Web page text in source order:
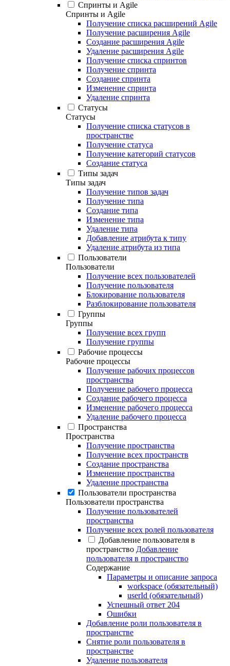
Спринты и Agile
Спринты и Agile
Получение списка расширений Agile
Получение расширения Agile
Создание расширения Agile
Удаление расширения Agile
Получение списка спринтов
Получение спринта
Создание спринта
Изменение спринта
Удаление спринта
Статусы
Статусы
Получение списка статусов в
пространстве
Получение статуса
Получение категорий статусов
Создание статуса
Типы задач
Типы задач
Получение типов задач
Получение типа
Создание типа
Изменение типа
Удаление типа
Добавление атрибута к типу
Удаление атрибута из типа
Пользователи
Пользователи
Получение всех пользователей
Получение пользователя
Блокирование пользователя
Разблокирование пользователя
Группы
Группы
Получение всех групп
Получение группы
Рабочие процессы
Рабочие процессы
Получение рабочих процессов
пространства
Получение рабочего процесса
Создание рабочего процесса
Изменение рабочего процесса
Удаление рабочего процесса
Пространства
Пространства
Получение пространства
Получение всех пространств
Создание пространства
Изменение пространства
Удаление пространства
Пользователи пространства
Пользователи пространства
Получение пользователей
пространства
Получение всех ролей пользователя
Добавление пользователя в
пространство Добавление
пользователя в пространство
Содержание
Параметры и описание запроса
workspace (обязательный)
userId (обязательный)
Успешный ответ 204
Ошибки
Добавление роли пользователя в
пространстве
Снятие роли пользователя в
пространстве
Удаление пользователя